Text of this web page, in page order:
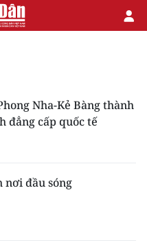
Nha-Kẻ Bàng thành
đẳng cấp quốc tế
nơi đầu sóng